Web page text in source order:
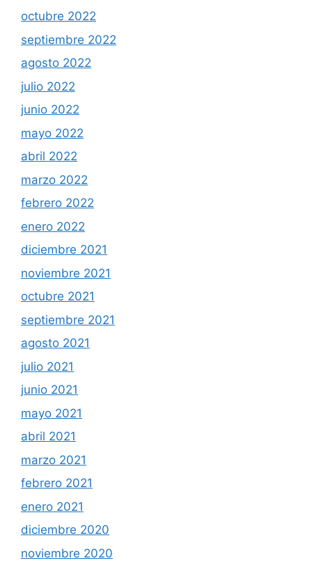
octubre 2022
septiembre 2022
agosto 2022
julio 2022
junio 2022
mayo 2022
abril 2022
marzo 2022
febrero 2022
enero 2022
diciembre 2021
noviembre 2021
octubre 2021
septiembre 2021
agosto 2021
julio 2021
junio 2021
mayo 2021
abril 2021
marzo 2021
febrero 2021
enero 2021
diciembre 2020
noviembre 2020